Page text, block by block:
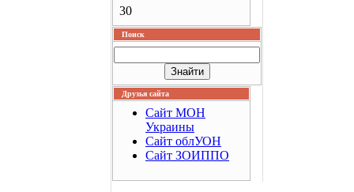
30
Поиск
Друзья сайта
Сайт МОН
Украины
Сайт облУОН
Сайт ЗОИППО